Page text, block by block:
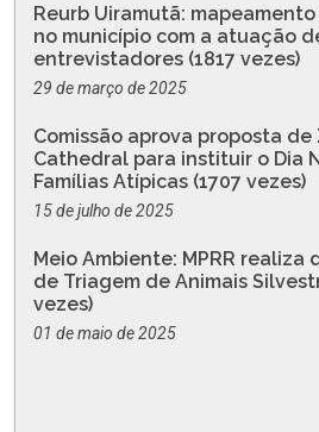
Reurb Uiramutã:
no município com a atuação
entrevistadores (1817 vezes)
29 de março de 2025
Comissão aprova proposta de
Cathedral para instituir o Dia
Famílias Atípicas (1707 vezes)
15 de julho de 2025
Meio Ambiente: MPRR
de Triagem de Animais
vezes)
01 de maio de 2025